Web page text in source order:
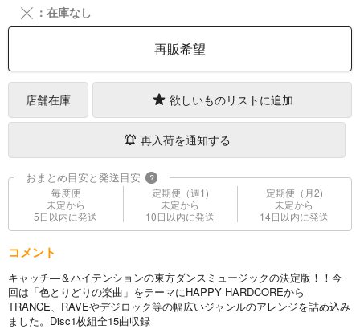
╳ ：在庫なし
再販希望
店舗在庫 欲しいものリストに追加
再入荷を通知する
おまとめ目安と発送目安 ?
毎度便
未定から
5日以内に発送
定期便（週1)
未定から
10日以内に発送
定期便（月2)
未定から
14日以内に発送
コメント
キャッチ―＆ハイテンションの東方ダンスミュージックの決定版！！今
回は「色とりどりの楽曲」をテーマにHAPPY HARDCOREから
TRANCE、RAVEやデジロック等の幅広いジャンルのアレンジを詰め込み
ました。Disc1枚組全15曲収録